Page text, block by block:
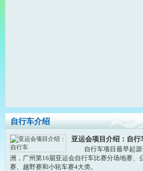
自行车介绍
亚运会项目介绍：自行
自行车项目最早起源
洲，广州第16届亚运会自行车比赛分场地赛、
赛、越野赛和小轮车赛4大类。